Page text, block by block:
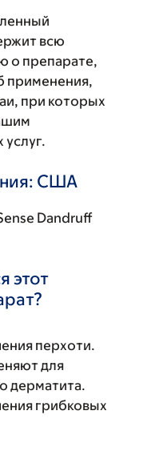
всю
о препарате,
применения,
при которых
США
Dandruff
этот
перхоти.
для
дерматита.
грибковых